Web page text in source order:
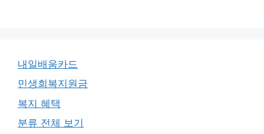
내일배움카드
민생회복지원금
복지 혜택
분류 전체 보기